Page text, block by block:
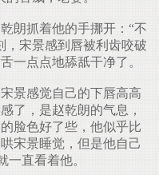
朗抓着他的手挪开：“不
，宋景感到唇被利齿咬破
一点点地舔舐干净了。
景感觉自己的下唇高高
了，是赵乾朗的气息，
脸色好了些，他似乎比
宋景睡觉，但是他自己
一直看着他。